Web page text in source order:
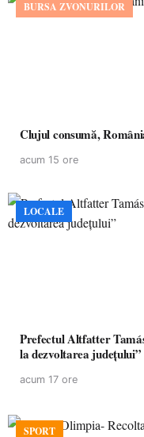
BURSA ZVONURILOR
Clujul consumă,
acum 15 ore
LOCALE
Prefectul Altfatter
la dezvoltarea județului”
acum 17 ore
SPORT